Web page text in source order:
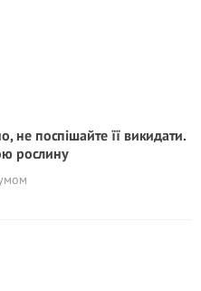
не поспішайте її викидати.
рослину